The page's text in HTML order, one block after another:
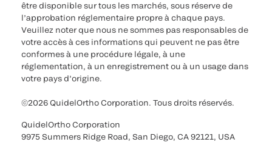
être disponible sur tous les marchés, sous réserve de
l’approbation réglementaire propre à chaque pays.
Veuillez noter que nous ne sommes pas responsables de
votre accès à ces informations qui peuvent ne pas être
conformes à une procédure légale, à une
réglementation, à un enregistrement ou à un usage dans
votre pays d’origine.
©2026 QuidelOrtho Corporation. Tous droits réservés.
QuidelOrtho Corporation
9975 Summers Ridge Road, San Diego, CA 92121, USA